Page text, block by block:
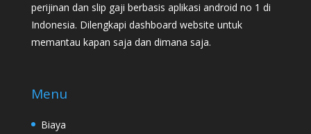
perijinan dan slip gaji berbasis aplikasi android no 1 di
Indonesia. Dilengkapi dashboard website untuk
memantau kapan saja dan dimana saja.
Menu
Biaya